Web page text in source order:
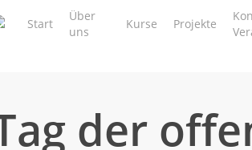
Start
Über
uns
Kurse Projekte
der